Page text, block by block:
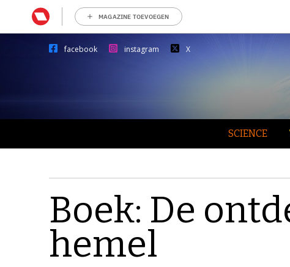
MAGAZINE TOEVOEGEN
facebook instagram X
SCIENCE
Boek: De
hemel